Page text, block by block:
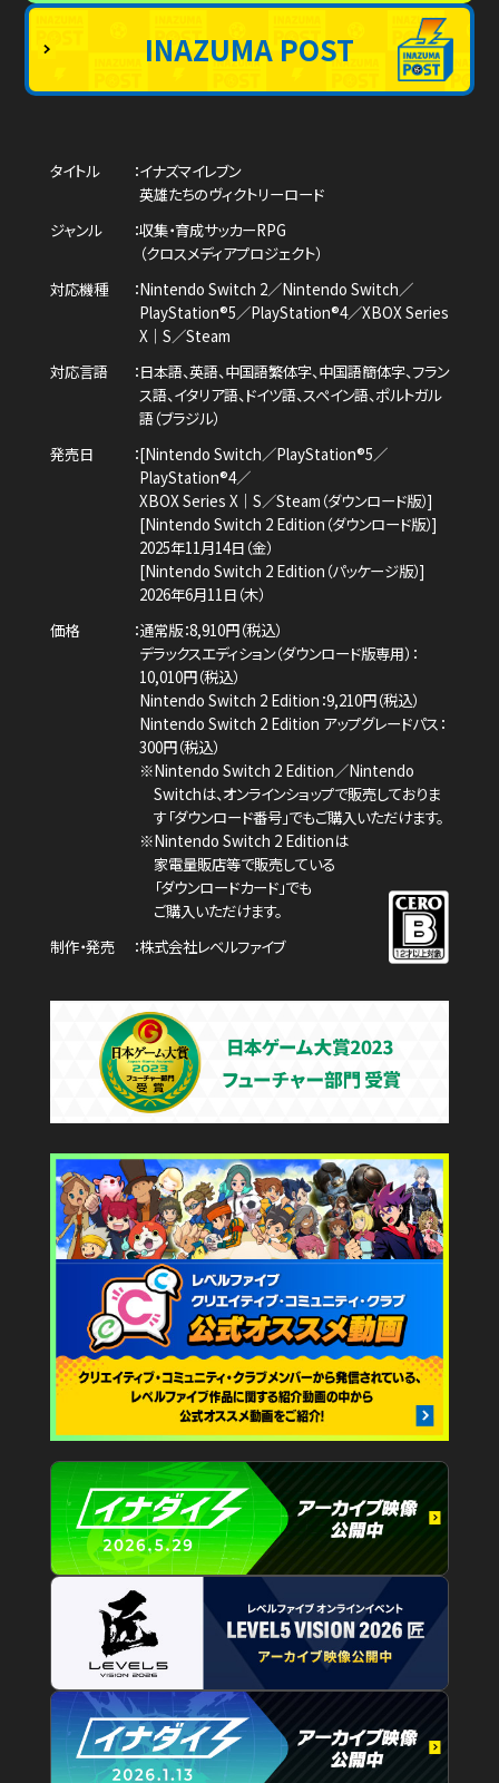
INAZUMA POST
タイトル
イナズマイレブン
英雄たちのヴィクトリーロード
ジャンル
収集・育成サッカーRPG
（クロスメディアプロジェクト）
対応機種
Nintendo Switch 2／Nintendo Switch／
PlayStation®5／PlayStation®4／XBOX Series
X｜S／Steam
対応言語
日本語、英語、中国語繁体字、中国語簡体字、フラン
ス語、イタリア語、ドイツ語、スペイン語、ポルトガル
語（ブラジル）
発売日
[Nintendo Switch／PlayStation®5／
PlayStation®4／
XBOX Series X｜S／Steam（ダウンロード版）]
[Nintendo Switch 2 Edition（ダウンロード版）]
2025年11月14日（金）
[Nintendo Switch 2 Edition（パッケージ版）]
2026年6月11日（木）
価格
通常版：8,910円（税込）
デラックスエディション（ダウンロード版専用）：
10,010円（税込）
Nintendo Switch 2 Edition：9,210円（税込）
Nintendo Switch 2 Edition アップグレードパス：
300円（税込）
※Nintendo Switch 2 Edition／Nintendo
Switchは、オンラインショップで販売しておりま
す「ダウンロード番号」でもご購入いただけます。
※Nintendo Switch 2 Editionは
家電量販店等で販売している
「ダウンロードカード」でも
ご購入いただけます。
制作・発売
株式会社レベルファイブ